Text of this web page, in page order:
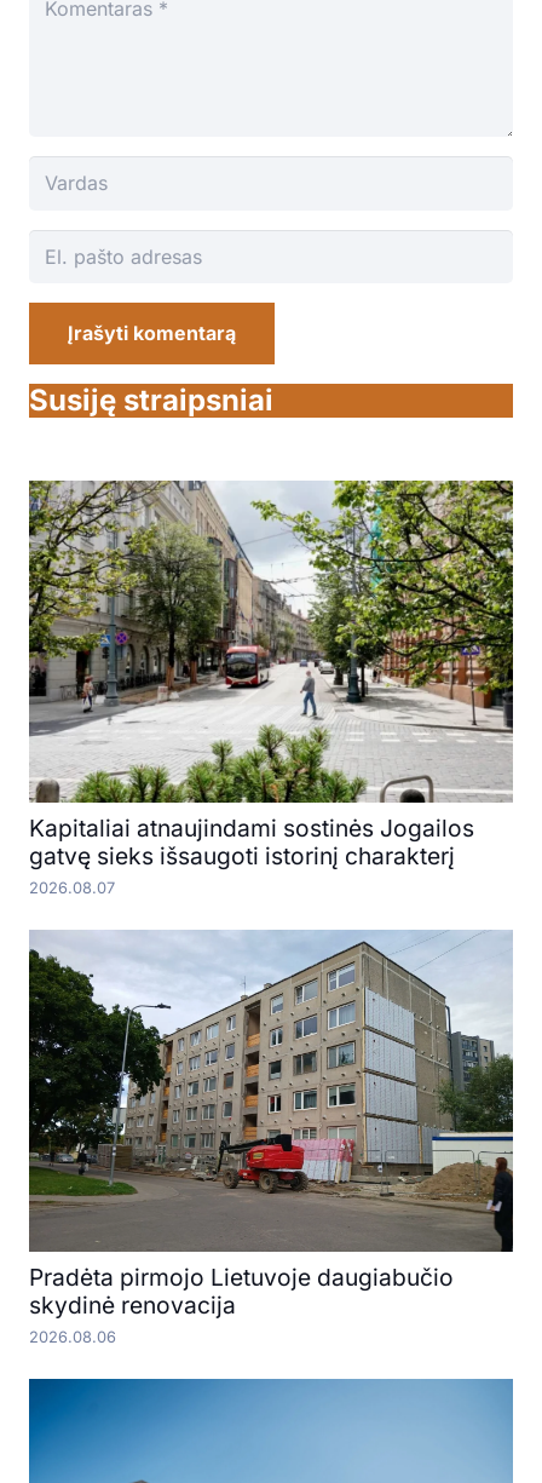
Įrašyti komentarą
Susiję straipsniai
Kapitaliai atnaujindami sostinės Jogailos
gatvę sieks išsaugoti istorinį charakterį
2026.08.07
Pradėta pirmojo Lietuvoje daugiabučio
skydinė renovacija
2026.08.06